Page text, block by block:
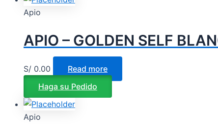
Apio
APIO – GOLDEN SELF
S/ 0.00
Read more
Haga su Pedido
Apio